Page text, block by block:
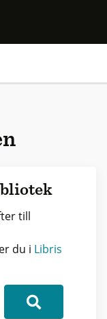
till
du i Libris